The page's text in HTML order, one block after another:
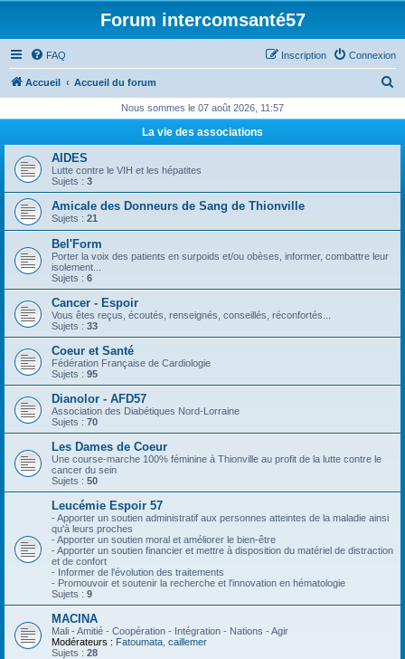
Forum intercomsanté57
FAQ Connexion
Inscription
Accueil Accueil du forum
h
r
h
Nous sommes le 07 août 2026, 11:57
La vie des associations
AIDES
Lutte contre le VIH et les hépatites
Sujets : 3
Amicale des Donneurs de Sang de Thionville
Sujets : 21
Bel'Form
Porter la voix des patients en surpoids et/ou obèses, informer, combattre leur
isolement...
Sujets : 6
Cancer - Espoir
Vous êtes reçus, écoutés, renseignés, conseillés, réconfortés...
Sujets : 33
Coeur et Santé
Fédération Française de Cardiologie
Sujets : 95
Dianolor - AFD57
Association des Diabétiques Nord-Lorraine
Sujets : 70
Les Dames de Coeur
Une course-marche 100% féminine à Thionville au profit de la lutte contre le
cancer du sein
Sujets : 50
Leucémie Espoir 57
- Apporter un soutien administratif aux personnes atteintes de la maladie ainsi
qu'à leurs proches
- Apporter un soutien moral et améliorer le bien-être
- Apporter un soutien financier et mettre à disposition du matériel de distraction
et de confort
- Informer de l'évolution des traitements
- Promouvoir et soutenir la recherche et l'innovation en hématologie
Sujets : 9
MACINA
Mali - Amitié - Coopération - Intégration - Nations - Agir
Modérateurs : Fatoumata caillemer
Sujets : 28